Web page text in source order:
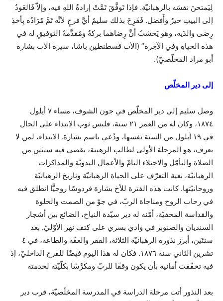
لِيَمتحنَ نفسَه بالرهبانيّة. فإذا تَوفَّقَ تَمَّتْ إرادةُ اللهِ فيه، وإلاّ فَالعَودُ
إلى البيتِ خيرٌ وأَفضل. فَفَرِحَ بذلك سليمُ أيَّ فرحٍ لأنَّه تَمَّ مُرَادُه بِأخذِ
رِضى والدَيه، وهو يَحسَبُ أنَّ رِضاهما بركةٌ ومُقدَّمةُ التوفيقِ له في
هذه الحياةِ وفي الآخِرة” (الأب قسطنطين باشا، سيرة الأب بشارة
أبو مراد المخلّصيّ).
إلى دير المخلّص
وصل سليم إلى دير المخلّص في جون الشوف، مساء ٧ أيلول
١٨٧٤، وكان له من العمر ٢١ سنة، فلبس ثوب الابتداء على الحال
في ١٩ أيلول من السنة نفسها، ودُعي باسم بشارة. الابتداء، لمن لا
يعرف، هو المرحلة الأولى لطالب الرهبنة، يقضي فيه سنتَين من
الصلاة والتأمّل والاختلاء التامّ والأعمال اليدويّة والمذاكرات
الرهبانيّة، بغية التعرّف على الحياة الرهبانيّة وتاريخ الرهبانيّة
وروحانيّتها. كانت هذه الفترة للأخ بشارة فردوسًا روحيًّا انطلق فيه
في رحاب الروح ومناجاة الربّ، في جوّ من الصمت والخلوة
والقداسة المخفيّة، أمّنه له دير سيّدة النياح، الضائع بين أشجار
السنديان والصنوبر في وادي بسري على كتف نهر الأوّليّ. بعد
سنتَين، أبرز نذوره الرهبانيّة الثلاثة، الفقر والعفّة والطاعة، في ٤
تشرين الثاني سنة ١٨٧٦. فكان له هذا اليوم فيضًا للفرح الداخليّ، إذ
فيه تحقّقت أمانيه بأن يكون وقفًا للربّ ومكرَّسًا بكلّيّته لخدمته
بعد النذور أتت مرحلة الدراسة في المدرسة المخلّصيّة، قرب دير